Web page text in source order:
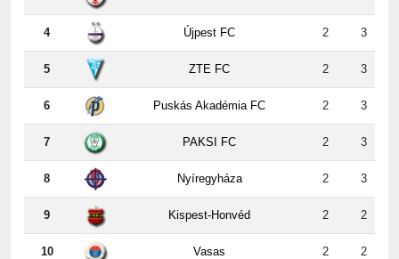
4 Újpest FC 2 3
5 ZTE FC 2 3
6 Puskás Akadémia FC 2 3
7 PAKSI FC 2 3
8 Nyíregyháza 2 3
9 Kispest-Honvéd 2 2
10 Vasas 2 2